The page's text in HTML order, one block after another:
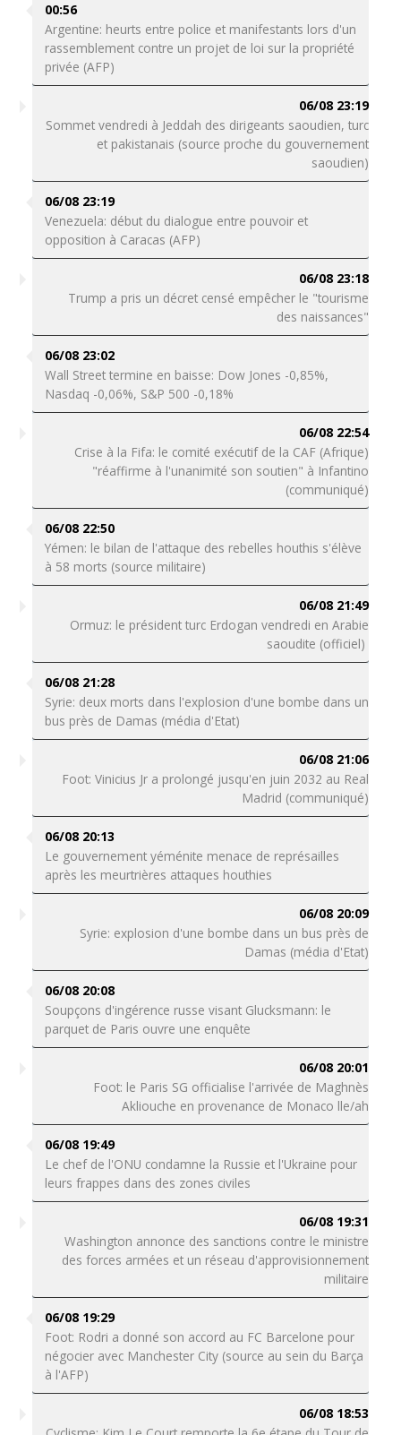
00:56
Argentine: heurts entre police et manifestants lors d'un
rassemblement contre un projet de loi sur la propriété
privée (AFP)
06/08 23:19
Sommet vendredi à Jeddah des dirigeants saoudien, turc
et pakistanais (source proche du gouvernement
saoudien)
06/08 23:19
Venezuela: début du dialogue entre pouvoir et
opposition à Caracas (AFP)
06/08 23:18
Trump a pris un décret censé empêcher le "tourisme
des naissances"
06/08 23:02
Wall Street termine en baisse: Dow Jones -0,85%,
Nasdaq -0,06%, S&P 500 -0,18%
06/08 22:54
Crise à la Fifa: le comité exécutif de la CAF (Afrique)
"réaffirme à l'unanimité son soutien" à Infantino
(communiqué)
06/08 22:50
Yémen: le bilan de l'attaque des rebelles houthis s'élève
à 58 morts (source militaire)
06/08 21:49
Ormuz: le président turc Erdogan vendredi en Arabie
saoudite (officiel)
06/08 21:28
Syrie: deux morts dans l'explosion d'une bombe dans un
bus près de Damas (média d'Etat)
06/08 21:06
Foot: Vinicius Jr a prolongé jusqu'en juin 2032 au Real
Madrid (communiqué)
06/08 20:13
Le gouvernement yéménite menace de représailles
après les meurtrières attaques houthies
06/08 20:09
Syrie: explosion d'une bombe dans un bus près de
Damas (média d'Etat)
06/08 20:08
Soupçons d'ingérence russe visant Glucksmann: le
parquet de Paris ouvre une enquête
06/08 20:01
Foot: le Paris SG officialise l'arrivée de Maghnès
Akliouche en provenance de Monaco lle/ah
06/08 19:49
Le chef de l'ONU condamne la Russie et l'Ukraine pour
leurs frappes dans des zones civiles
06/08 19:31
Washington annonce des sanctions contre le ministre
des forces armées et un réseau d'approvisionnement
militaire
06/08 19:29
Foot: Rodri a donné son accord au FC Barcelone pour
négocier avec Manchester City (source au sein du Barça
à l'AFP)
06/08 18:53